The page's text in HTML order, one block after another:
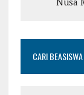
CARI BEASISWA